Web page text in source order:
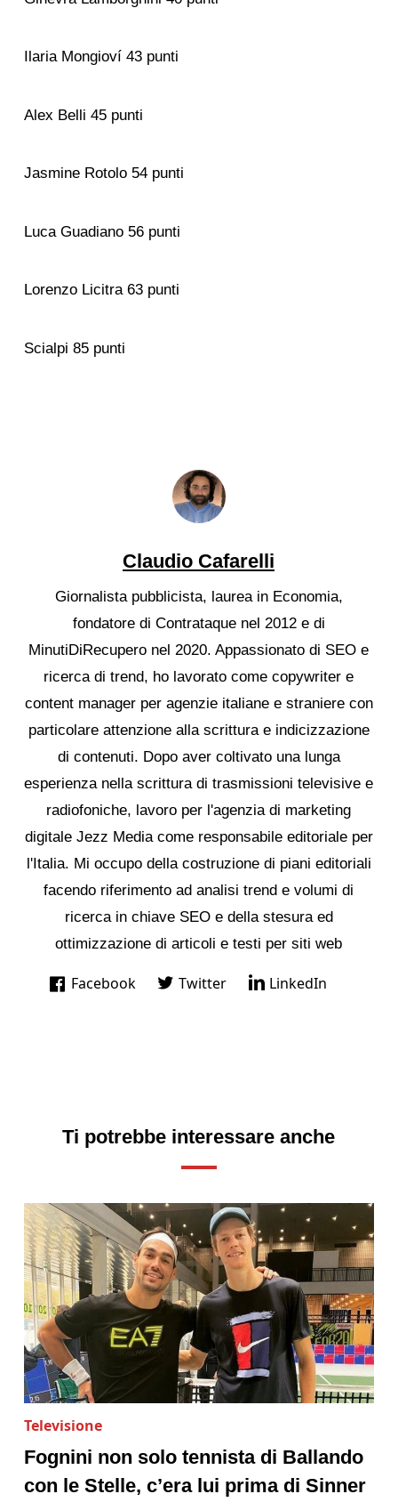
Ilaria Mongioví 43 punti
Alex Belli 45 punti
Jasmine Rotolo 54 punti
Luca Guadiano 56 punti
Lorenzo Licitra 63 punti
Scialpi 85 punti
Claudio Cafarelli
Giornalista pubblicista, laurea in Economia,
fondatore di Contrataque nel 2012 e di
MinutiDiRecupero nel 2020. Appassionato di SEO e
ricerca di trend, ho lavorato come copywriter e
content manager per agenzie italiane e straniere con
particolare attenzione alla scrittura e indicizzazione
di contenuti. Dopo aver coltivato una lunga
esperienza nella scrittura di trasmissioni televisive e
radiofoniche, lavoro per l'agenzia di marketing
digitale Jezz Media come responsabile editoriale per
l'Italia. Mi occupo della costruzione di piani editoriali
facendo riferimento ad analisi trend e volumi di
ricerca in chiave SEO e della stesura ed
ottimizzazione di articoli e testi per siti web
Facebook Twitter LinkedIn
Ti potrebbe interessare anche
Televisione
Fognini non solo tennista di Ballando
con le Stelle, c’era lui prima di Sinner